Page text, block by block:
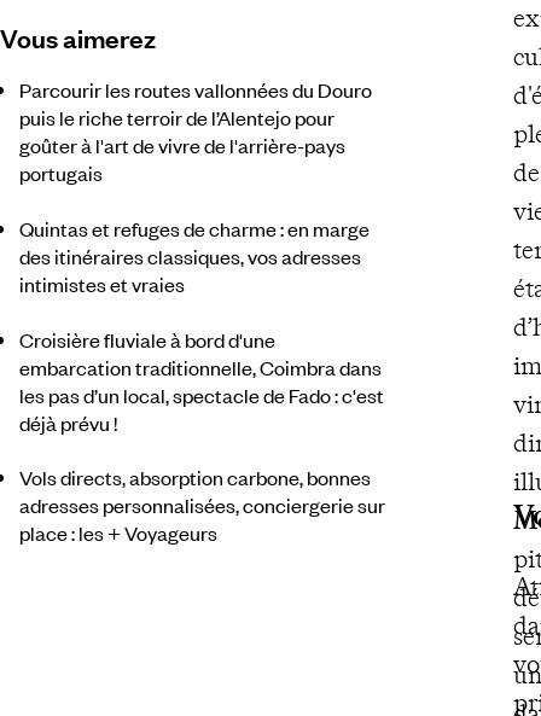
Vous aimerez
Parcourir les routes vallonnées du Douro
puis le riche terroir de l’Alentejo pour
goûter à l'art de vivre de l'arrière-pays
portugais
Quintas et refuges de charme : en marge
des itinéraires classiques, vos adresses
intimistes et vraies
Croisière fluviale à bord d'une
embarcation traditionnelle, Coimbra dans
les pas d’un local, spectacle de Fado : c'est
déjà prévu !
Vols directs, absorption carbone, bonnes
adresses personnalisées, conciergerie sur
place : les + Voyageurs